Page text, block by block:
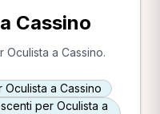
Cassino
a Cassino.
a Cassino
per Oculista a